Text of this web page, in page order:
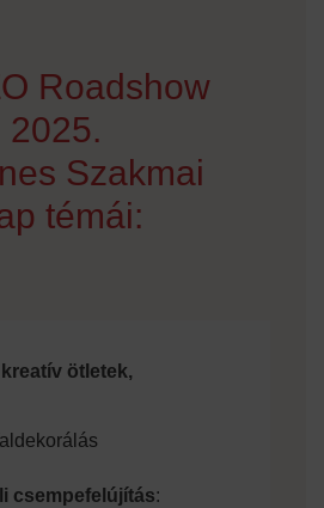
Roadshow
2025.
Szakmai
témái:
ötletek,
csempefelújítás: